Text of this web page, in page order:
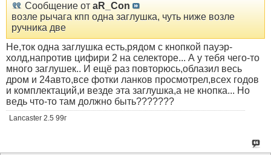
Сообщение от aR_Con
возле рычага кпп одна заглушка, чуть ниже возле
ручника две
Не,ток одна заглушка есть,рядом с кнопкой пауэр-
холд,напротив цифири 2 на селекторе... А у тебя чего-то
много заглушек.. И ещё раз повторюсь,облазил весь
дром и 24авто,все фотки ланков просмотрел,всех годов
и комплектаций,и везде эта заглушка,а не кнопка... Но
ведь что-то там должно быть???????
Lancaster 2.5 99г